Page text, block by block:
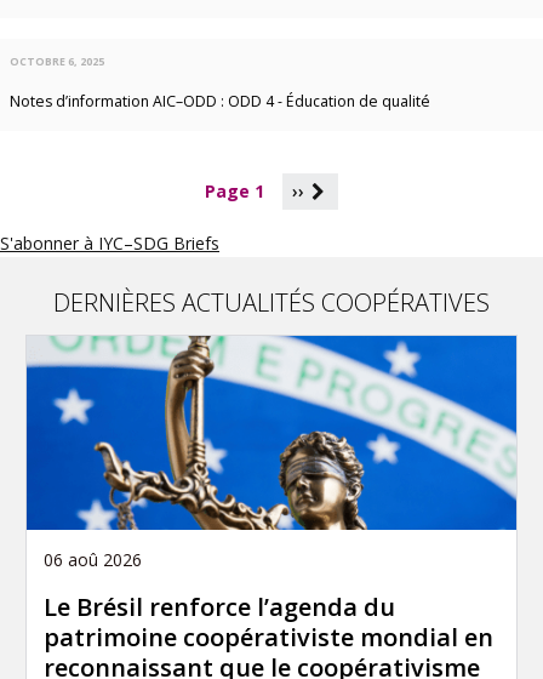
OCTOBRE 6, 2025
Notes d’information AIC–ODD : ODD 4 - Éducation de qualité
i
Page 1 ››
S'abonner à IYC–SDG Briefs
DERNIÈRES ACTUALITÉS COOPÉRATIVES
06 aoû 2026
Le Brésil renforce l’agenda du
patrimoine coopérativiste mondial en
reconnaissant que le coopérativisme